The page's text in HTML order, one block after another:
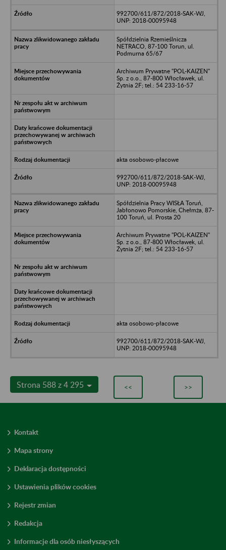
992700/611/872/2018-SAK-WJ,
UNP: 2018-00095948
Spółdzielnia Rzemieślnicza
NETRACO, 87-100 Torun, ul.
Podmurna 65/67
Archiwum Prywatne "POL-KAIZEN"
Sp. z o.o., 87-800 Włocławek, ul.
Żytnia 2F; tel.: 54 233-16-57
akta osobowo-płacowe
992700/611/872/2018-SAK-WJ,
UNP: 2018-00095948
Spółdzielnia Pracy WISŁA Toruń,
Jabłonowo Pomorskie, Chełmża, 87-
100 Toruń, ul. Prosta 20
Archiwum Prywatne "POL-KAIZEN"
Sp. z o.o., 87-800 Włocławek, ul.
Żytnia 2F; tel.: 54 233-16-57
akta osobowo-płacowe
992700/611/872/2018-SAK-WJ,
UNP: 2018-00095948
Strona 588 z 4 295 << >>
Kontakt
Mapa strony
Deklaracja dostępności
Ustawienia plików cookies
Rejestr zmian
Redakcja
Informacje dla osób niesłyszących